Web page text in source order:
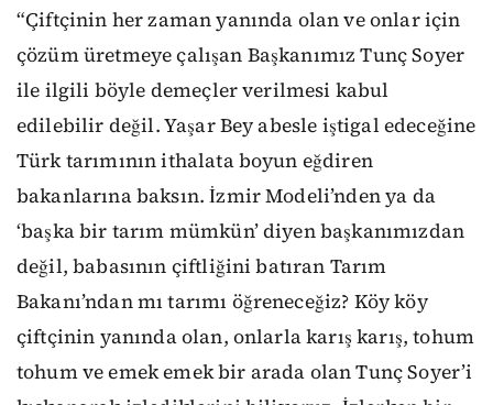
“Çiftçinin her zaman yanında olan ve onlar için
çözüm üretmeye çalışan Başkanımız Tunç Soyer
ile ilgili böyle demeçler verilmesi kabul
edilebilir değil. Yaşar Bey abesle iştigal edeceğine
Türk tarımının ithalata boyun eğdiren
bakanlarına baksın. İzmir Modeli’nden ya da
‘başka bir tarım mümkün’ diyen başkanımızdan
değil, babasının çiftliğini batıran Tarım
Bakanı’ndan mı tarımı öğreneceğiz? Köy köy
çiftçinin yanında olan, onlarla karış karış, tohum
tohum ve emek emek bir arada olan Tunç Soyer’i